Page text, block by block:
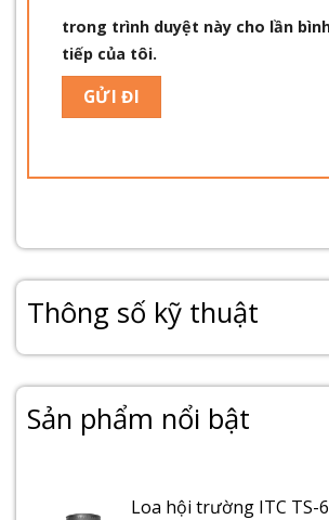
trong trình duyệt này cho lần
tiếp của tôi.
Thông số kỹ thuật
Sản phẩm nổi bật
Loa hội trường ITC TS-